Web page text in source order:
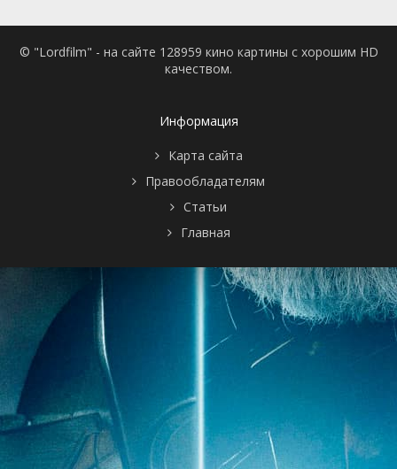
© "Lordfilm" - на сайте 128959 кино картины с хорошим HD
качеством.
Информация
Карта сайта
Правообладателям
Статьи
Главная